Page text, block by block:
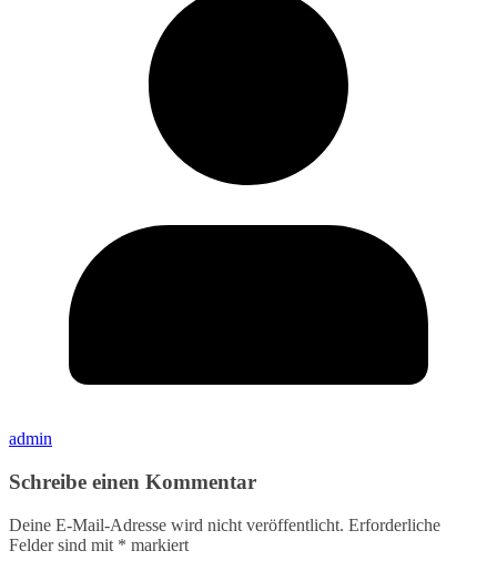
admin
Schreibe einen Kommentar
Deine E-Mail-Adresse wird nicht veröffentlicht. Erforderliche
Felder sind mit * markiert